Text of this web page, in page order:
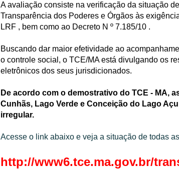
A avaliação consiste na verificação da situação
Transparência dos Poderes e Órgãos às
LRF , bem como ao Decreto N º 7.185/10 .
Buscando dar maior efetividade ao
o controle social, o TCE/MA está divulgando os
eletrônicos dos seus jurisdicionados.
De acordo com o demostrativo do TCE - MA,
Cunhãs, Lago Verde e Conceição do Lago
irregular.
Acesse o link abaixo e veja a situação de todas
http://www6.tce.ma.gov.br/